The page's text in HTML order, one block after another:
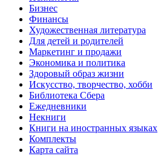
Бизнес
Финансы
Художественная литература
Для детей и родителей
Маркетинг и продажи
Экономика и политика
Здоровый образ жизни
Искусство, творчество, хобби
Библиотека Сбера
Ежедневники
Некниги
Книги на иностранных языках
Комплекты
Карта сайта